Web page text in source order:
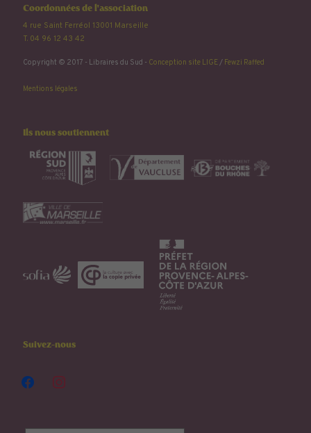
Coordonnées de l'association
4 rue Saint Ferréol 13001 Marseille
T. 04 96 12 43 42
Copyright © 2017 - Libraires du Sud - Conception site LIGE/ Fewzi Raffed
Mentions légales
Ils nous soutiennent
Suivez-nous
facebookinstagram